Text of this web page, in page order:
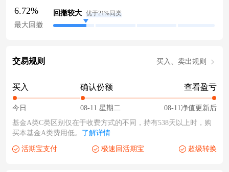
6.72%
最大回撤
回撤较大 优于21%同类
交易规则 买入、卖出规则
买入
今日
确认份额
08-11 星期二
查看盈亏
08-11净值更新后
基金A类C类区别仅在于收费方式的不同，持有538天以上时，购
买本基金A类费用低。 了解详情
活期宝支付 极速回活期宝 超级转换